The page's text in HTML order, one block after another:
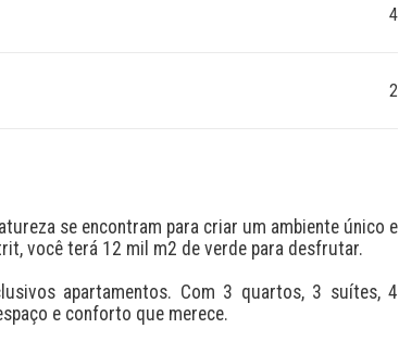
4
2
se encontram para criar um ambiente único e
você terá 12 mil m2 de verde para desfrutar.
apartamentos. Com 3 quartos, 3 suítes, 4
e conforto que merece.